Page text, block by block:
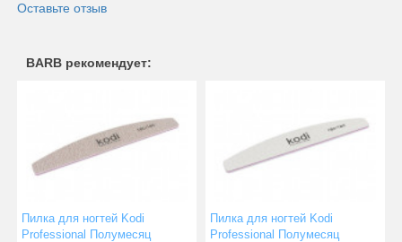
Оставьте отзыв
BARB рекомендует:
Пилка для ногтей Kodi
Professional Полумесяц
Пилка для ногтей Kodi
Professional Полумесяц